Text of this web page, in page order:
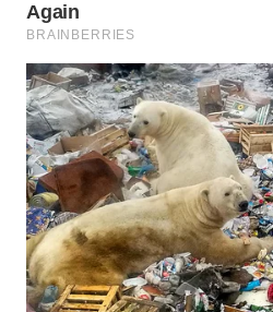
WN
TINGGI
WN
PAKPAK
WN
KARAWANG
WN